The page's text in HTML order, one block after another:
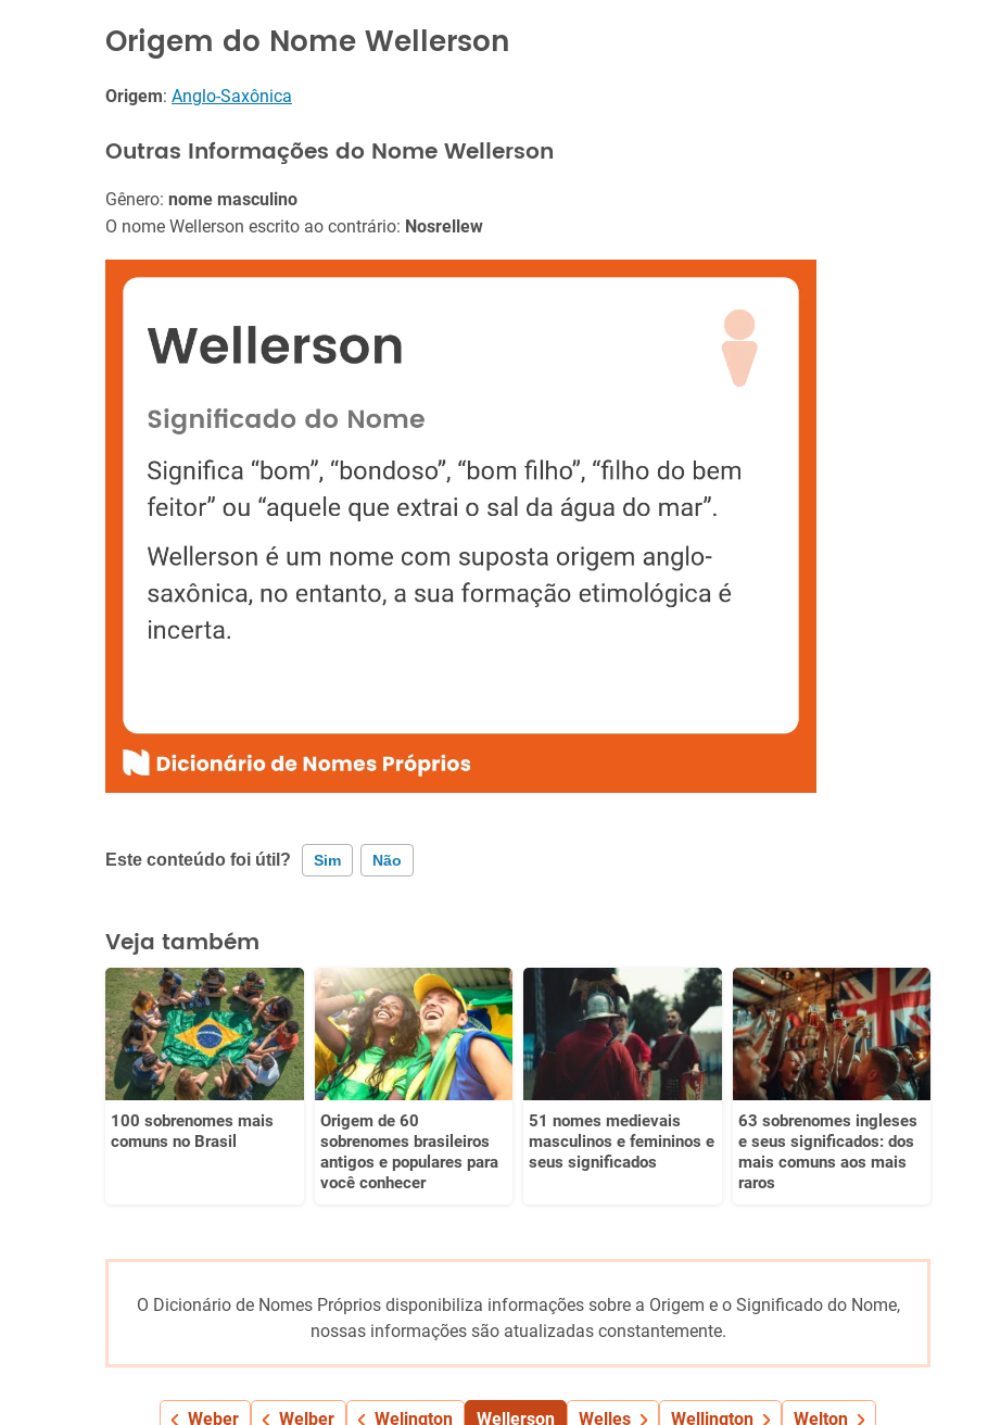
Origem do Nome Wellerson
Origem: Anglo-Saxônica
Outras Informações do Nome Wellerson
Gênero: nome masculino
O nome Wellerson escrito ao contrário: Nosrellew
Este conteúdo foi útil? Sim Não
Este conteúdo contém informação incorreta
Este conteúdo não tem a informação que procuro
Outro
Veja também
100 sobrenomes mais
comuns no Brasil
Origem de 60
sobrenomes brasileiros
antigos e populares para
você conhecer
51 nomes medievais
masculinos e femininos e
seus significados
63 sobrenomes ingleses
e seus significados: dos
mais comuns aos mais
raros
O Dicionário de Nomes Próprios disponibiliza informações sobre a Origem e o Significado do Nome,
nossas informações são atualizadas constantemente.
Weber Welber Welington Wellerson Welles Wellington Welton